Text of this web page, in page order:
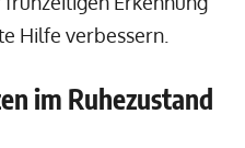
Hilfe verbessern.
im Ruhezustand